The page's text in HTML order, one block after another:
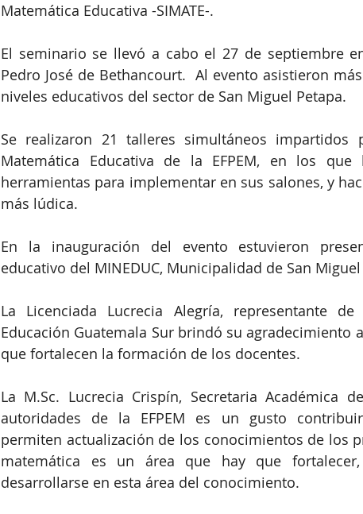
Matemática Educativa -SIMATE-.
El seminario se llevó a cabo el 27 de septiembre
Pedro José de Bethancourt.  Al evento asistieron
niveles educativos del sector de San Miguel Petapa.
Se realizaron 21 talleres simultáneos
Matemática Educativa de la EFPEM, en los
herramientas para implementar en sus salones, y
más lúdica.
En la inauguración del evento estuvieron
educativo del MINEDUC, Municipalidad de San Miguel
La Licenciada Lucrecia Alegría, representante
Educación Guatemala Sur brindó su agradecimiento
que fortalecen la formación de los docentes.
La M.Sc. Lucrecia Crispín, Secretaria Académica
autoridades de la EFPEM es un gusto
permiten actualización de los conocimientos de los
matemática es un área que hay que
desarrollarse en esta área del conocimiento.